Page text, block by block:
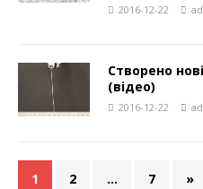
2016-12-22
Створено
(відео)
2016-12-22
1 2 … 7 »